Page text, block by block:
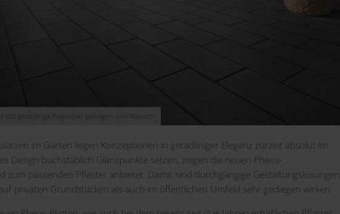
geradlinige Fugenbild gediegen und klassisch.
im Garten liegen Konzeptionen in geradliniger Eleganz zurzeit absolut im
Design buchstäblich Glanzpunkte setzen, zeigen die neuen Pheos-
zum passenden Pflaster anbietet. Damit sind durchgängige Gestaltungslösungen
privaten Grundstücken als auch im öffentlichen Umfeld sehr gediegen wirken.